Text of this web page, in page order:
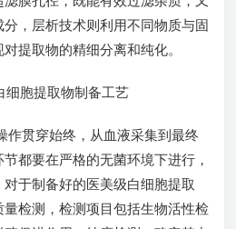
，层析技术则利用不同物质与固
提取物的精细分离和纯化。
作贯穿始终，从血液采集到最终
都要在严格的无菌环境下进行，
于制备好的医美级白细胞提取
检测，检测项目包括生物活性检